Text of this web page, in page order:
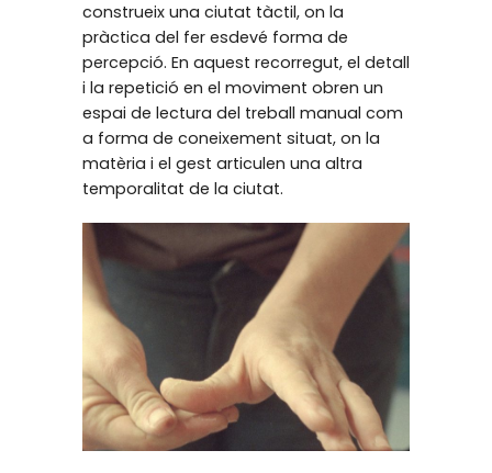
construeix una ciutat tàctil, on la
pràctica del fer esdevé forma de
percepció. En aquest recorregut, el detall
i la repetició en el moviment obren un
espai de lectura del treball manual com
a forma de coneixement situat, on la
matèria i el gest articulen una altra
temporalitat de la ciutat.